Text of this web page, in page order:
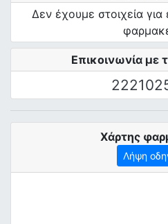
Επικοινωνία με
Δεν έχουμε στοιχεία
Χάρτης
Λήψη